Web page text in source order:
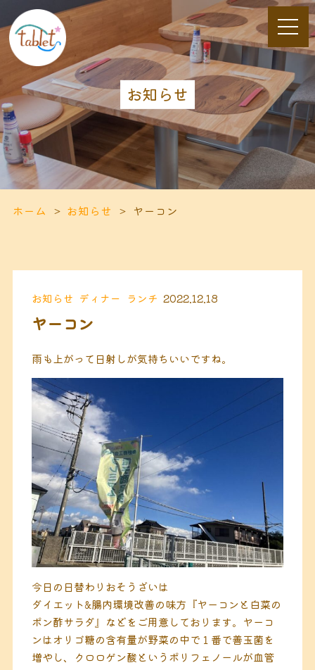
お知らせ
ホーム お知らせ ヤーコン
お知らせ ディナー ランチ 2022.12.18
ヤーコン
雨も上がって日射しが気持ちいいですね。
今日の日替わりおそうざいは
ダイエット&腸内環境改善の味方『ヤーコンと白菜の
ポン酢サラダ』などをご用意しております。ヤーコ
ンはオリゴ糖の含有量が野菜の中で１番で善玉菌を
増やし、クロロゲン酸というポリフェノールが血管